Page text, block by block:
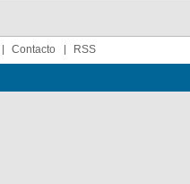
Contacto RSS